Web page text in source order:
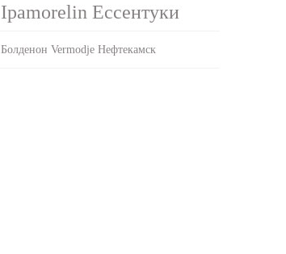
Ipamorelin Ессентуки
Болденон Vermodje Нефтекамск